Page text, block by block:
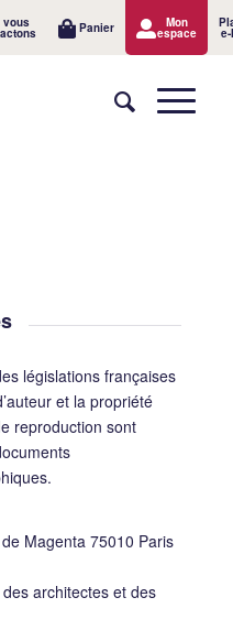
vous Panier Mon
espace
législations françaises
et la propriété
reproduction sont
Magenta 75010 Paris
architectes et des